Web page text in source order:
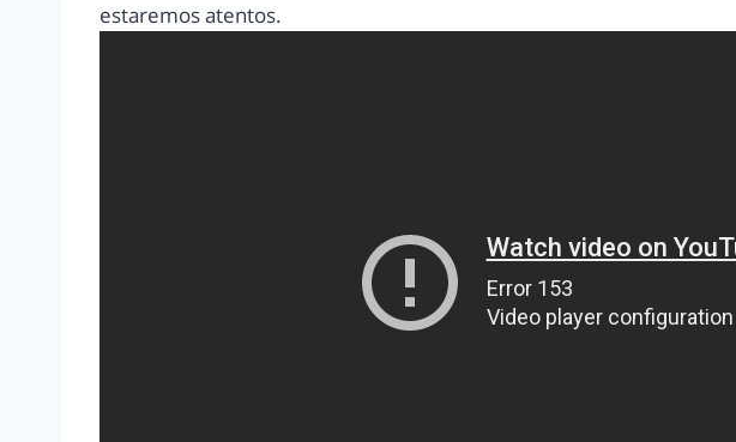
estaremos atentos.